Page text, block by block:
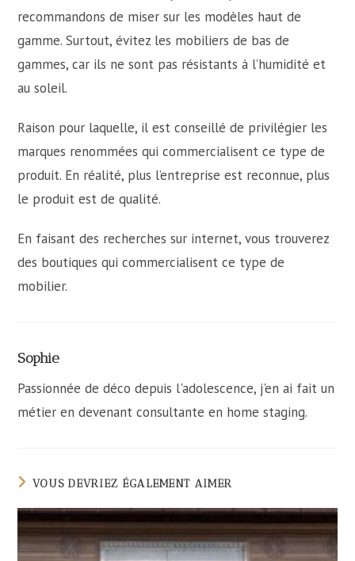
recommandons de miser sur les modèles haut de
gamme. Surtout, évitez les mobiliers de bas de
gammes, car ils ne sont pas résistants à l’humidité et
au soleil.
Raison pour laquelle, il est conseillé de privilégier les
marques renommées qui commercialisent ce type de
produit. En réalité, plus l’entreprise est reconnue, plus
le produit est de qualité.
En faisant des recherches sur internet, vous trouverez
des boutiques qui commercialisent ce type de
mobilier.
Sophie
Passionnée de déco depuis l'adolescence, j'en ai fait un
métier en devenant consultante en home staging.
VOUS DEVRIEZ ÉGALEMENT AIMER